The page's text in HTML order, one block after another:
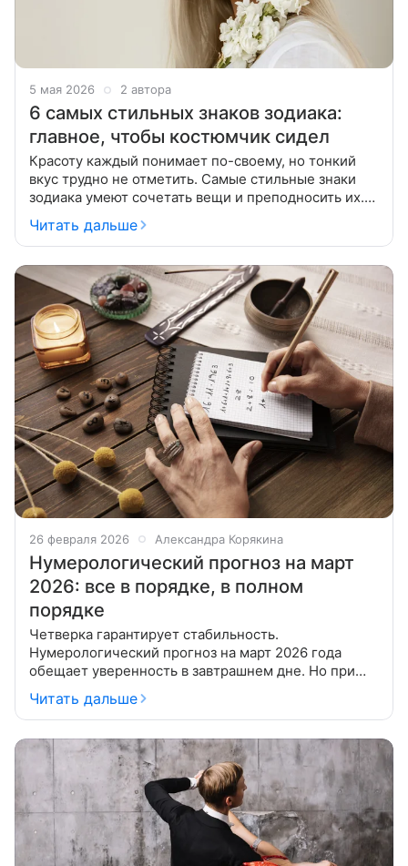
5 мая 2026 2 автора
6 самых стильных знаков зодиака:
главное, чтобы костюмчик сидел
Красоту каждый понимает по-своему, но тонкий
вкус трудно не отметить. Самые стильные знаки
зодиака умеют сочетать вещи и преподносить их.
Кажется, что у этих людей умение изысканно
одеваться в крови. Но у
Читать дальше
26 февраля 2026 Александра Корякина
Нумерологический прогноз на март
2026: все в порядке, в полном
порядке
Четверка гарантирует стабильность.
Нумерологический прогноз на март 2026 года
обещает уверенность в завтрашнем дне. Но при
отлично, если только постараться. Однако
Читать дальше